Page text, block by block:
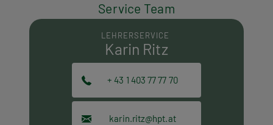
Service Team
LEHRERSERVICE
Karin Ritz
+ 43 1 403 77 77 70
karin.ritz@hpt.at